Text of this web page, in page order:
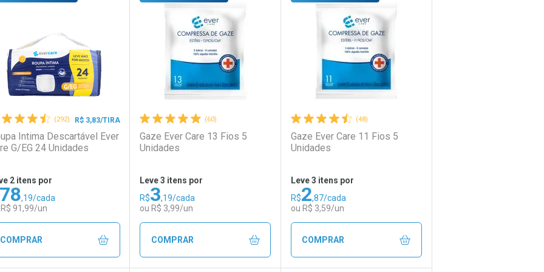
Ativar Desconto
Comprar sem Desconto
Comprar sem Desconto
Laboratório
Ativar Desconto
Comprar sem Desconto
Por Menos
Comprar sem Desconto
Laboratório
Ativar Desconto
Comprar sem Desconto
Por Menos
Comprar sem Desconto
(292) R$ 3,83/TIRA
Intima Descartável Ever
G/EG 24 Unidades
2 itens por
78,19/cada
91,99/un
COMPRAR
(60)
Gaze Ever Care 13 Fios 5
Unidades
Leve 3 itens por
R$3,19/cada
ou R$ 3,99/un
COMPRAR
(48)
Gaze Ever Care 11 Fios 5
Unidades
Leve 3 itens por
R$2,87/cada
ou R$ 3,59/un
COMPRAR